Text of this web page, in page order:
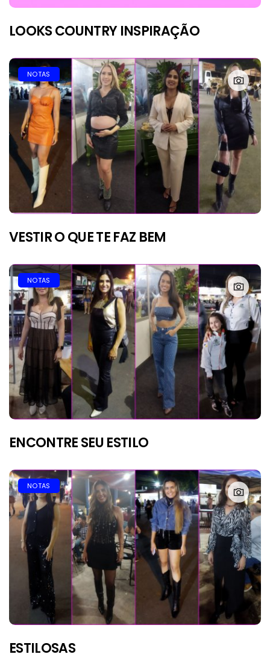
LOOKS COUNTRY INSPIRAÇÃO
NOTAS
VESTIR O QUE TE FAZ BEM
NOTAS
ENCONTRE SEU ESTILO
NOTAS
ESTILOSAS